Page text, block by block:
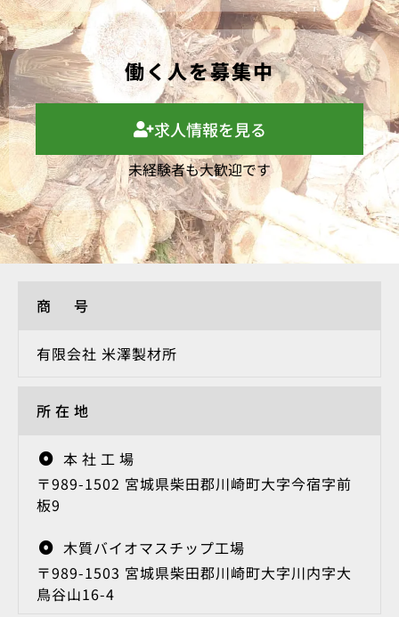
働く人を募集中
求人情報を見る
未経験者も大歓迎です
商 号
有限会社 米澤製材所
所在地
本社工場
〒989-1502 宮城県柴田郡川崎町大字今宿字前
板9
木質バイオマスチップ工場
〒989-1503 宮城県柴田郡川崎町大字川内字大
鳥谷山16-4